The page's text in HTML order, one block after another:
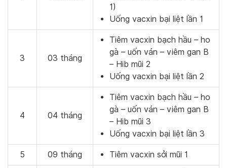
1)
Uống vacxin bại liệt lần 1
3 03 tháng
Tiêm vacxin bạch hầu – ho
gà – uốn ván – viêm gan B
– Hib mũi 2
Uống vacxin bại liệt lần 2
4 04 tháng
Tiêm vacxin bạch hầu – ho
gà – uốn ván – viêm gan B
– Hib mũi 3
Uống vacxin bại liệt lần 3
5 09 tháng Tiêm vacxin sởi mũi 1